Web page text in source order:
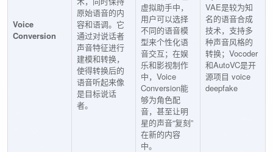
Voice
Conversion
原始语音的内
容和语调。它
通过对说话者
声音特征进行
建模和转换，
使得转换后的
语音听起来像
是目标说话
者。
虚拟助手中，
用户可以选择
不同的语音模
型来个性化语
音交互；在娱
乐和影视制作
中，Voice
Conversion能
够为角色配
音，甚至让明
星的声音“复刻”
在新的内容
中。
VAE是较为知
名的语音合成
技术，支持多
种声音风格的
转换；Vocoder
和AutoVC是开
源项目 voice
deepfake